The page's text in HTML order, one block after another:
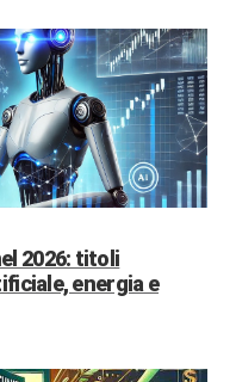
2026: titoli
energia e